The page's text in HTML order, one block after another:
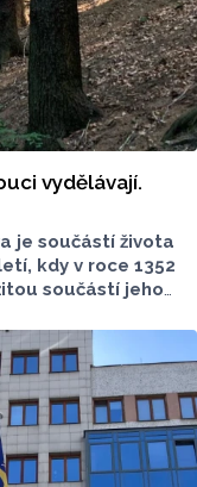
vydělávají.
je součástí života
kdy v roce 1352
součástí jeho
a stal se základem
v průběhu staletí
hektarů. Spravuje
a jde o pátý
republice.
jejich historii
Davida